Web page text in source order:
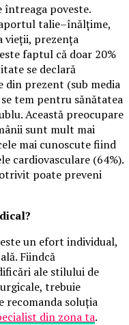
întreaga poveste.
talie–înălțime,
vieții, prezența
faptul că doar 20%
se declară
din prezent (sub media
tem pentru sănătatea
Această preocupare
sunt mult mai
mai cunoscute fiind
cardiovasculare (64%).
poate preveni
un efort individual,
Fiindcă
ale stilului de
trebuie
recomanda soluția
din zona ta.